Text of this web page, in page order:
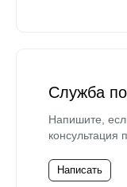
Служба
Напишите,
консультация
Написать